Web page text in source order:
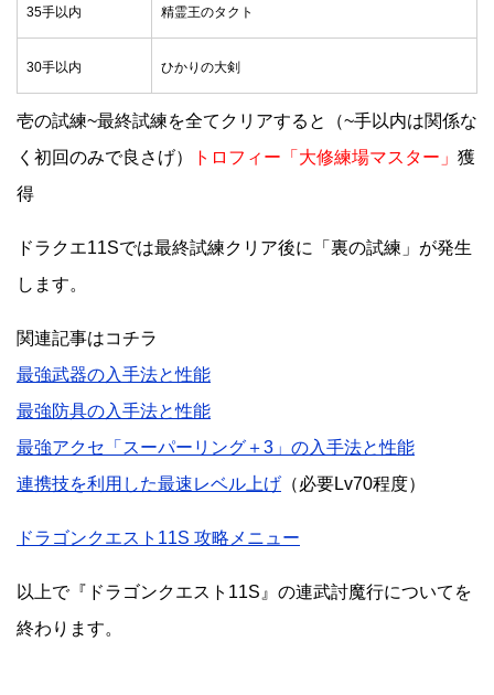
35手以内 精霊王のタクト
30手以内 ひかりの大剣
壱の試練~最終試練を全てクリアすると（~手以内は関係な
く初回のみで良さげ）
トロフィー「大修練場マスター」 獲
得
ドラクエ11Sでは最終試練クリア後に「裏の試練」が発生
します。
関連記事はコチラ
最強武器の入手法と性能
最強防具の入手法と性能
最強アクセ「スーパーリング＋3」の入手法と性能
連携技を利用した最速レベル上げ （必要Lv70程度）
ドラゴンクエスト11S 攻略メニュー
以上で『ドラゴンクエスト11S』の連武討魔行についてを
終わります。